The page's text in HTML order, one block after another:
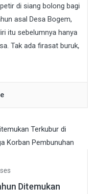
di siang bolong bagi
asal Desa Bogem,
itu sebelumnya hanya
Tak ada firasat buruk,
Ditemukan